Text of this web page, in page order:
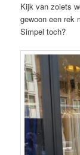
Kijk van zoiets
gewoon een rek
Simpel toch?